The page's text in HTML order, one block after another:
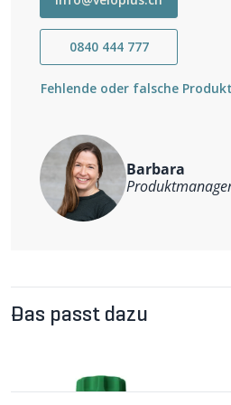
atmungsaktiv und
temperaturausgleichend
geruchshemmend
multisportiv
Weitere Informationen
0840 444 777
Fehlende oder falsche
Barbara
Das passt dazu